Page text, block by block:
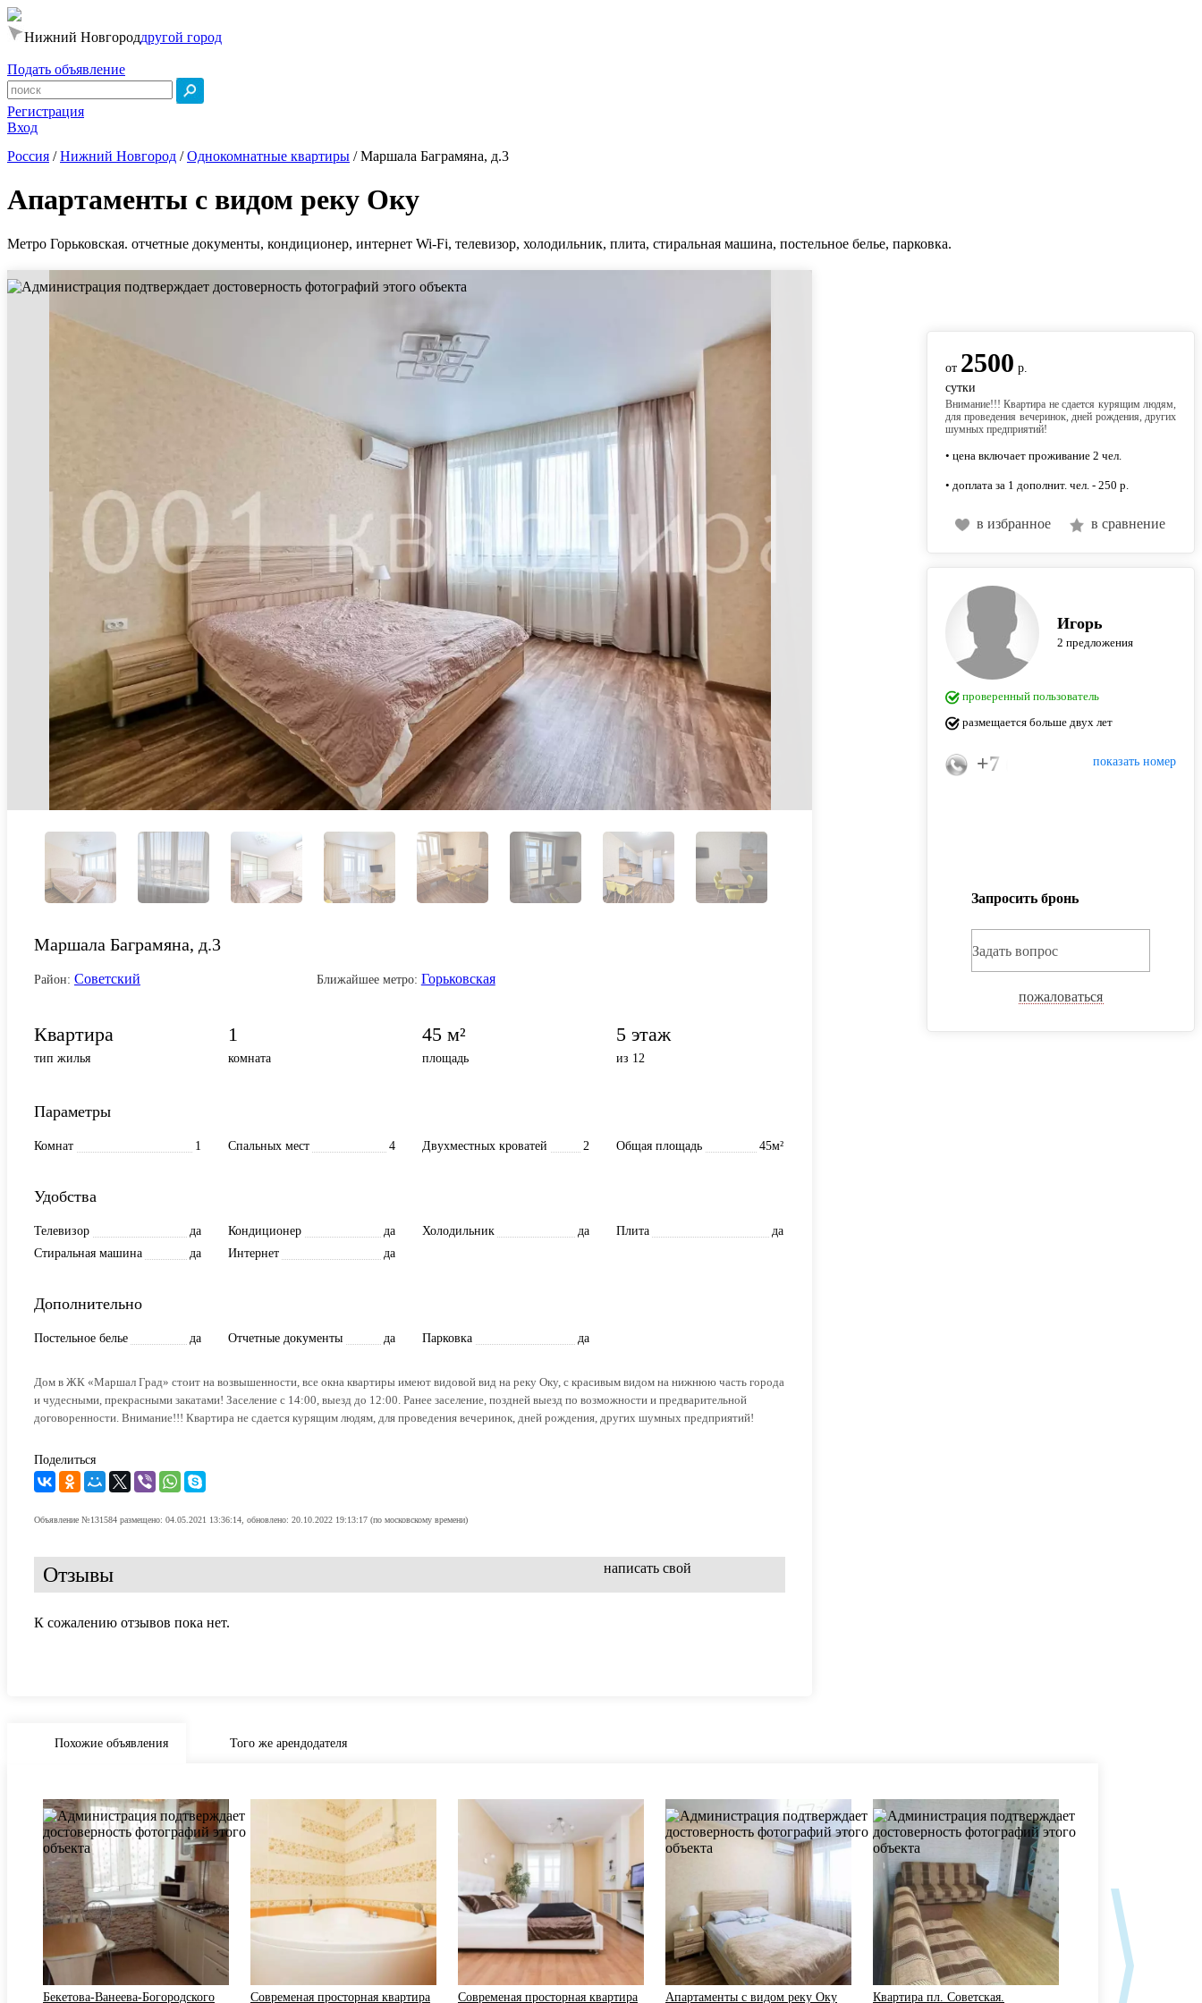
Нижний Новгороддругой город
Подать объявление
Регистрация
Вход
Россия /Нижний Новгород /Однокомнатные квартиры /Маршала Баграмяна, д.3
Апартаменты с видом реку Оку
Метро Горьковская. отчетные документы, кондиционер, интернет Wi-Fi, телевизор, холодильник, плита, стиральная машина, постельное белье, парковка.
Маршала Баграмяна, д.3
Район: Советский Ближайшее метро: Горьковская
Квартира
тип жилья
1
комната
45 м²
площадь
5 этаж
из 12
Параметры
Комнат 1 Спальных мест 4 Двухместных кроватей 2 Общая площадь 45м²
Удобства
Телевизор да Кондиционер да Холодильник да Плита
да
Стиральная машина
да Интернет да
Дополнительно
Постельное белье да Отчетные документы да Парковка да
Дом в ЖК «Маpшал Град» стоит на возвышенности, все окна квартиры имеют видовой вид на реку Оку, с красивым видом на нижнюю часть города
и чудесными, прекрасными закатами! Заселение с 14:00, выезд до 12:00. Ранее заселение, поздней выезд по возможности и предварительной
договоренности. Внимание!!! Квартира не сдается курящим людям, для проведения вечеринок, дней рождения, других шумных предприятий!
Поделиться
Объявление №131584 размещено: 04.05.2021 13:36:14, обновлено: 20.10.2022 19:13:17 (по московскому времени)
Отзывы написать свой
К сожалению отзывов пока нет.
от 2500 р.
сутки
Внимание!!! Квартира не сдается курящим людям,
для проведения вечеринок, дней рождения, других
шумных предприятий!
• цена включает проживание 2 чел.
• доплата за 1 дополнит. чел. - 250 р.
в избранное в сравнение
Игорь
2 предложения
проверенный пользователь
размещается больше двух лет
показать номер
+7 (917) 009-07-07
Запросить бронь
Задать вопрос
пожаловаться
Похожие объявления Того же арендодателя
Бекетова-Ванеева-Богородского
Современая просторная квартира
Современая просторная квартира
Апартаменты с видом реку Оку
Квартира пл. Советская.
DaiIyRent-NN